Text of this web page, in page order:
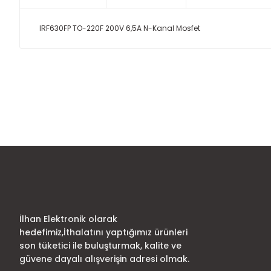
IRF630FP TO-220F 200V 6,5A N-Kanal Mosfet
Ürün bilgilerinde hatalar bulunuyor.
İlhan Elektronik olarak
hedefimiz,İthalatını yaptığımız ürünleri
son tüketici ile buluşturmak, kalite ve
güvene dayalı alışverişin adresi olmak.